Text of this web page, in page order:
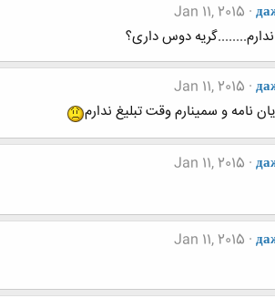
Jan 11, 2015
دوس داری؟
Jan 11, 2015
نامه و سمینارم وقت تبلیغ ندارم
Jan 11, 2015
Jan 11, 2015